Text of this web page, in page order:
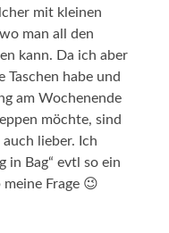
mit kleinen
man all den
kann. Da ich aber
Taschen habe und
am Wochenende
möchte, sind
lieber. Ich
in Bag“ evtl so ein
Frage 😉